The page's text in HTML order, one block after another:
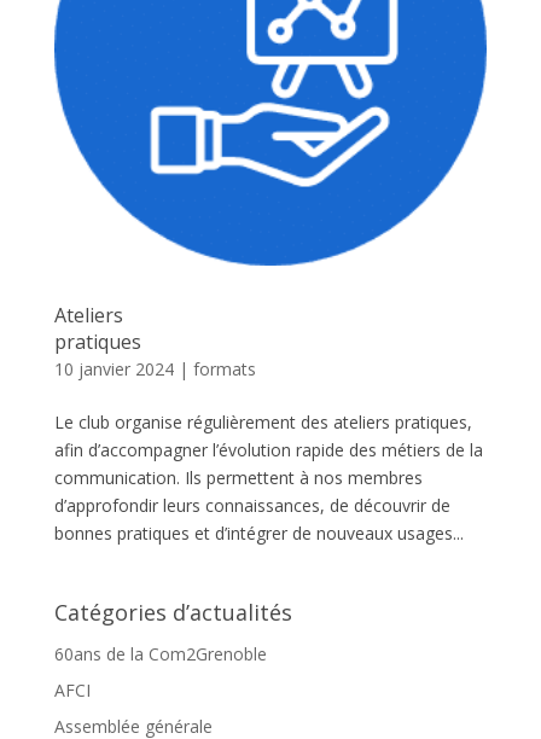
Ateliers
pratiques
10 janvier 2024| formats
Le club organise régulièrement des ateliers pratiques,
afin d’accompagner l’évolution rapide des métiers de la
communication. Ils permettent à nos membres
d’approfondir leurs connaissances, de découvrir de
bonnes pratiques et d’intégrer de nouveaux usages...
Catégories d’actualités
60ans de la Com2Grenoble
AFCI
Assemblée générale